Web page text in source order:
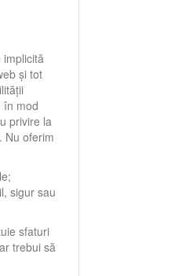
implicită
și tot
în mod
privire la
Nu oferim
sigur sau
sfaturi
trebui să